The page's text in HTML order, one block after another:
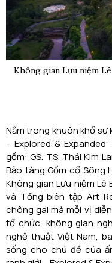
Không gian Lưu niệm
Nằm trong khuôn khổ sự
– Explored &
gồm: GS. TS. Thái Kim
Bảo tàng Gốm cổ Sông
Không gian Lưu niệm Lê
và Tổng biên tập Art
chông gai mà mỗi vị
tổ chức, không gian
nghệ thuật Việt Nam,
sống cho chủ đề của